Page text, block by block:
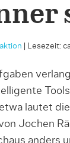
Lesezeit:
lautet
Jochen
anders